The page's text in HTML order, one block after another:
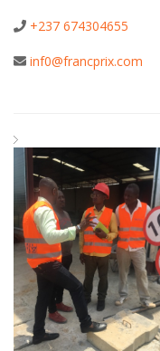
+237 674304655
inf0@francprix.com